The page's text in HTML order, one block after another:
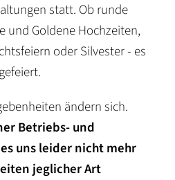
statt. Ob runde
und Goldene Hochzeiten,
oder Silvester - es
ändern sich.
Betriebs- und
uns leider nicht mehr
jeglicher Art